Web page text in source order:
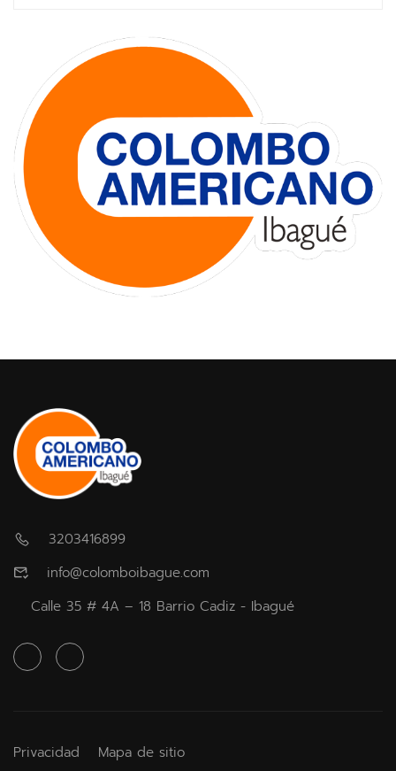
3203416899
info@colomboibague.com
Calle 35 # 4A – 18 Barrio Cadiz - Ibagué
Privacidad Mapa de sitio